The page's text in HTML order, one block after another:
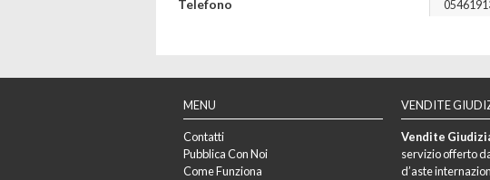
Telefono
MENU
Contatti
Pubblica Con Noi
Come Funziona
VENDITE
Vendite
servizio offerto
d’aste